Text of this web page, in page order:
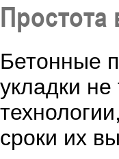
Простота
Бетонные
укладки
сроки их